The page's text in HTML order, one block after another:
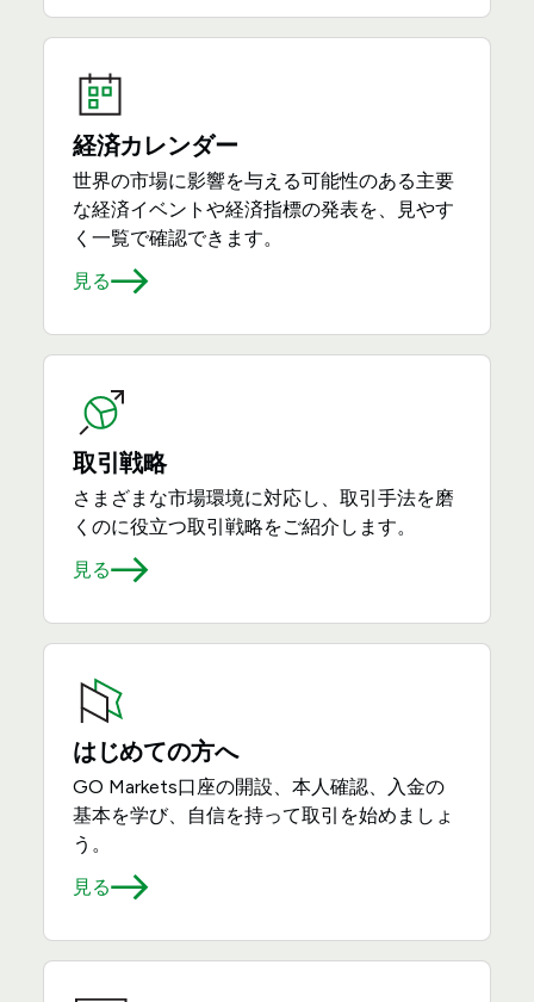
経済カレンダー
世界の市場に影響を与える可能性のある主要
な経済イベントや経済指標の発表を、見やす
く一覧で確認できます。
見る
取引戦略
さまざまな市場環境に対応し、取引手法を磨
くのに役立つ取引戦略をご紹介します。
見る
はじめての方へ
GO Markets口座の開設、本人確認、入金の
基本を学び、自信を持って取引を始めましょ
う。
見る